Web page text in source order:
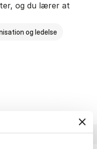
og du lærer at
og ledelse